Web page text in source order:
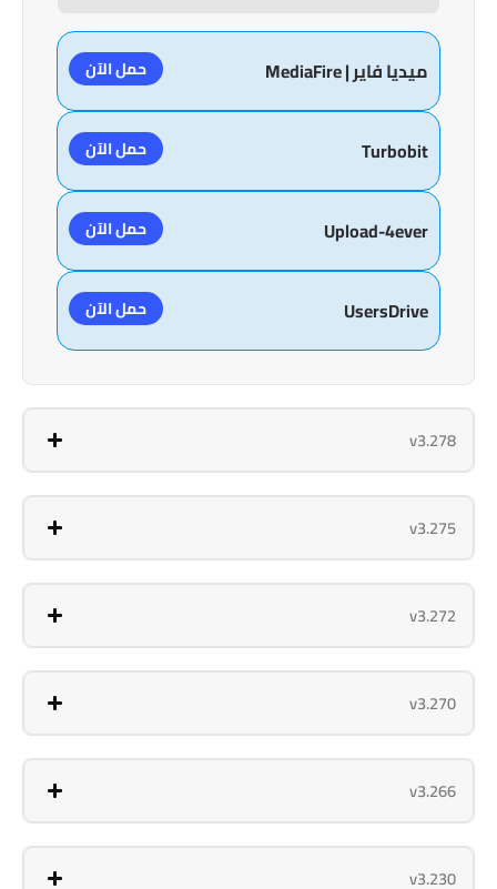
ميديا فاير | MediaFire حمل الآن
Turbobit حمل الآن
Upload-4ever حمل الآن
UsersDrive حمل الآن
v3.278
v3.275
v3.272
v3.270
v3.266
v3.230